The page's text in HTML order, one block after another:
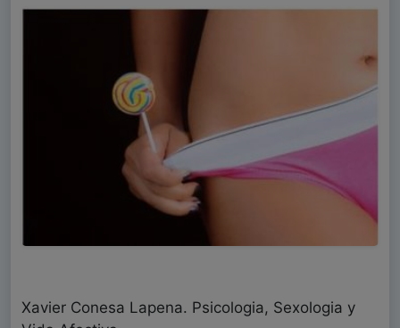
Xavier Conesa Lapena. Psicologia, Sexologia y